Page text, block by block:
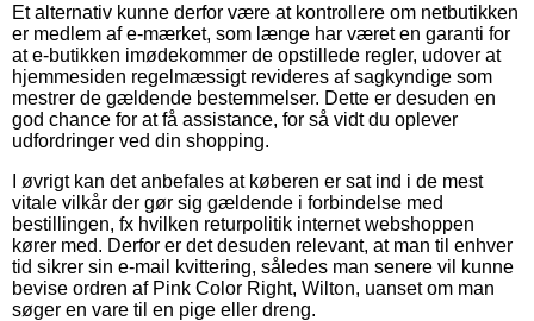
Et alternativ kunne derfor være at kontrollere om netbutikken
er medlem af e-mærket, som længe har været en garanti for
at e-butikken imødekommer de opstillede regler, udover at
hjemmesiden regelmæssigt revideres af sagkyndige som
mestrer de gældende bestemmelser. Dette er desuden en
god chance for at få assistance, for så vidt du oplever
udfordringer ved din shopping.
I øvrigt kan det anbefales at køberen er sat ind i de mest
vitale vilkår der gør sig gældende i forbindelse med
bestillingen, fx hvilken returpolitik internet webshoppen
kører med. Derfor er det desuden relevant, at man til enhver
tid sikrer sin e-mail kvittering, således man senere vil kunne
bevise ordren af Pink Color Right, Wilton, uanset om man
søger en vare til en pige eller dreng.